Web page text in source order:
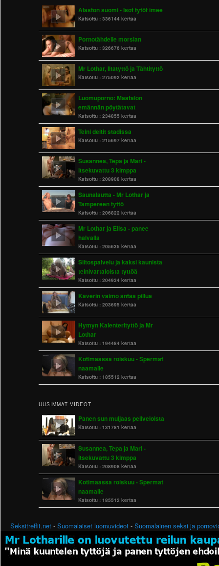
Alaston suomi - Isot tytöt imee
Katsottu : 336144 kertaa
Pornotähdelle morsian
Katsottu : 326676 kertaa
Mr Lothar, Iltatyttö ja Tähtityttö
Katsottu : 275092 kertaa
Luomuporno: Maatalon
emännän pöytätavat
Katsottu : 234855 kertaa
Teini deitit stadissa
Katsottu : 215697 kertaa
Susannea, Tepa ja Mari -
itsekuvattu 3 kimppa
Katsottu : 208908 kertaa
Saunalautta - Mr Lothar ja
Tampereen tyttö
Katsottu : 206822 kertaa
Mr Lothar ja Elisa - panee
halvalla
Katsottu : 205635 kertaa
Siitospalvelu ja kaksi kaunista
teinivartaloista tyttöä
Katsottu : 204934 kertaa
Kaverin vaimo antaa pillua
Katsottu : 203695 kertaa
Hymyn Kalenterityttö ja Mr
Lothar
Katsottu : 194484 kertaa
Kotimaassa roiskuu - Spermat
naamalle
Katsottu : 185512 kertaa
UUSIMMAT VIDEOT
Panen sun muijaas peliveloista
Katsottu : 131781 kertaa
Susannea, Tepa ja Mari -
itsekuvattu 3 kimppa
Katsottu : 208908 kertaa
Kotimaassa roiskuu - Spermat
naamalle
Katsottu : 185512 kertaa
Seksitreffit.net -Suomalaiset luomuvideot -Suomalainen seksi ja